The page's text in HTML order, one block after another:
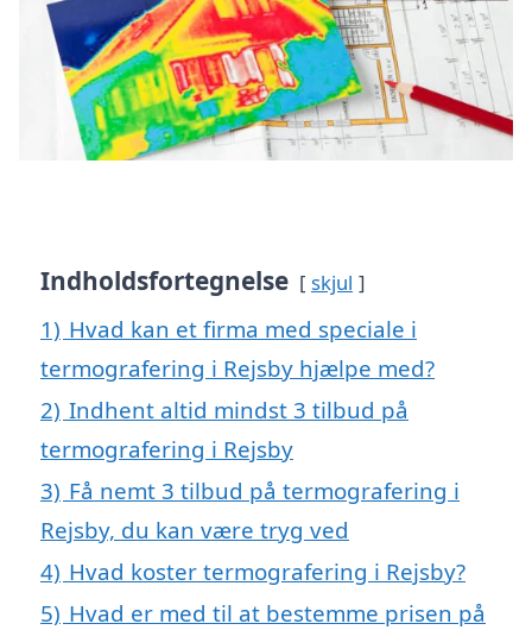
Indholdsfortegnelse skjul
1) Hvad kan et firma med speciale i
termografering i Rejsby hjælpe med?
2) Indhent altid mindst 3 tilbud på
termografering i Rejsby
3) Få nemt 3 tilbud på termografering i
Rejsby, du kan være tryg ved
4) Hvad koster termografering i Rejsby?
5) Hvad er med til at bestemme prisen på